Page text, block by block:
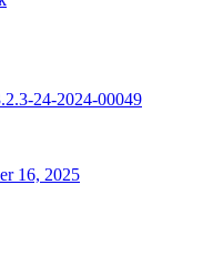
24-2024-00049
16, 2025